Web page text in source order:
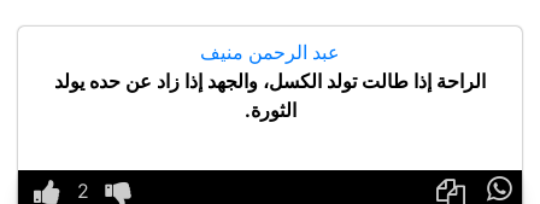
عبد الرحمن منيف
الراحة إذا طالت تولد الكسل، والجهد إذا زاد عن حده يولد
الثورة.
